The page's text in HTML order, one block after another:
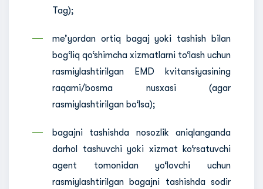
Tag);
me’yordan ortiq bagaj yoki tashish bilan
bog‘liq qo‘shimcha xizmatlarni to‘lash uchun
rasmiylashtirilgan EMD kvitansiyasining
raqami/bosma nusxasi (agar
rasmiylashtirilgan bo‘lsa);
bagajni tashishda nosozlik aniqlanganda
darhol tashuvchi yoki xizmat ko‘rsatuvchi
agent tomonidan yo‘lovchi uchun
rasmiylashtirilgan bagajni tashishda sodir